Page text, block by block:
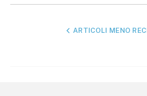
NAVIGAZIONE
ARTICOLI MENO